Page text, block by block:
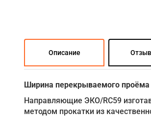
Описание
Ширина перекрываемого
Направляющие ЭКО/RC59
методом прокатки из